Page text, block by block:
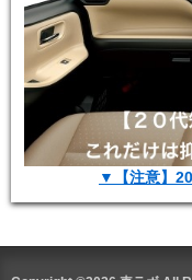
▼【注意】